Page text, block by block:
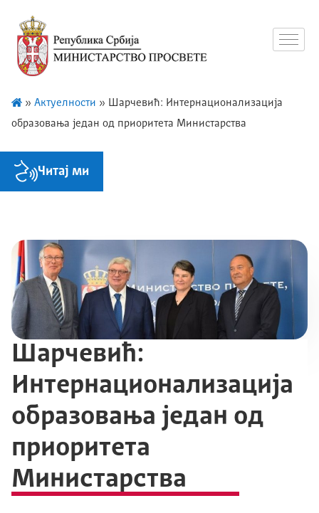
» Актуелности » Шарчевић: Интернационализација
образовања један од приоритета Министарства
Читај ми
Шарчевић:
Интернационализација
образовања један од
приоритета
Министарства